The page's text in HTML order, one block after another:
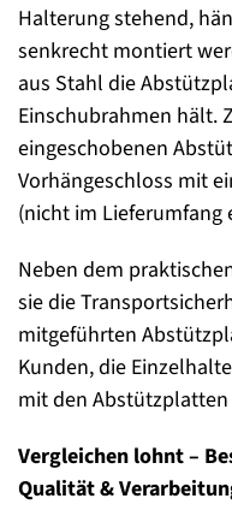
Halterung stehend,
senkrecht montiert
aus Stahl die
Einschubrahmen hält.
eingeschobenen
Vorhängeschloss mit
(nicht im
Neben dem
sie die
mitgeführten
Kunden, die
mit den
Vergleichen lohnt –
Qualität &